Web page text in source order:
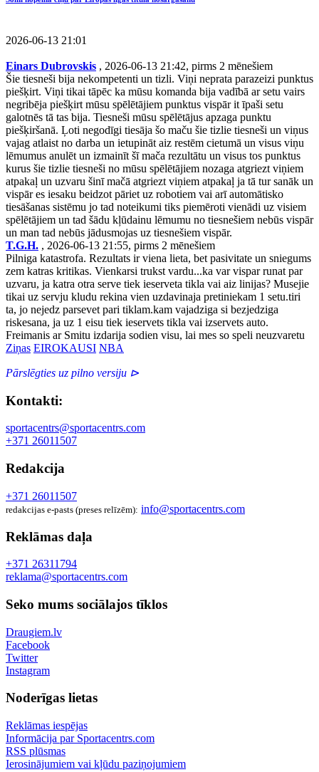
2026-06-13 21:01
Einars Dubrovskis , 2026-06-13 21:42, pirms 2 mēnešiem
Šie tiesneši bija nekompetenti un tizli. Viņi neprata parazeizi punktus
piešķirt. Viņi tikai tāpēc ka mūsu komanda bija vadībā ar setu vairs
negribēja piešķirt mūsu spēlētājiem punktus vispār it īpaši setu
galotnēs tā tas bija. Tiesneši mūsu spēlētājus apzaga punktu
piešķiršanā. Ļoti negodīgi tiesāja šo maču šie tizlie tiesneši un viņus
vajag atlaist no darba un ietupināt aiz restēm cietumā un visus viņu
lēmumus anulēt un izmainīt šī mača rezultātu un visus tos punktus
kurus šie tizlie tiesneši no mūsu spēlētājiem nozaga atgriezt viņiem
atpakaļ un uzvaru šinī mačā atgriezt viņiem atpakaļ ja tā tur sanāk un
vispār es iesaku beidzot pāriet uz robotiem vai arī automātisko
tiesāšanas sistēmu jo tad noteikumi tiks piemēroti vienādi uz visiem
spēlētājiem un tad šādu kļūdainu lēmumu no tiesnešiem nebūs vispār
un man tad nebūs jādusmojas uz tiesnešiem vispār.
T.G.H. , 2026-06-13 21:55, pirms 2 mēnešiem
Pilniga katastrofa. Rezultats ir viena lieta, bet pasivitate un sniegums
zem katras kritikas. Vienkarsi trukst vardu...ka var vispar runat par
uzvaru, ja katra otra serve tiek ieserveta tikla vai aiz linijas? Musejie
tikai uz servju kludu rekina vien uzdavinaja pretiniekam 1 setu.tiri
ta, jo nejedz parsevet pari tiklam.kam vajadziga si bezjedziga
riskesana, ja uz 1 eisu tiek ieservets tikla vai izservets auto.
Freimanis ar Smitu izdarija sodien visu, lai mes so speli neuzvaretu
Ziņas EIROKAUSI NBA
Pārslēgties uz pilno versiju ⊳
Kontakti:
sportacentrs@sportacentrs.com
+371 26011507
Redakcija
+371 26011507
redakcijas e-pasts (preses relīzēm): info@sportacentrs.com
Reklāmas daļa
+371 26311794
reklama@sportacentrs.com
Seko mums sociālajos tīklos
Draugiem.lv
Facebook
Twitter
Instagram
Noderīgas lietas
Reklāmas iespējas
Informācija par Sportacentrs.com
RSS plūsmas
Ierosinājumiem vai kļūdu paziņojumiem